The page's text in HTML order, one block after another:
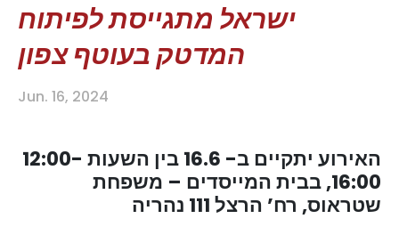
ישראל מתגייסת לפיתוח
המדטק בעוטף צפון
Jun. 16, 2024
האירוע יתקיים ב- 16.6 בין השעות 12:00-
16:00, בבית המייסדים – משפחת
שטראוס, רח’ הרצל 111 נהריה